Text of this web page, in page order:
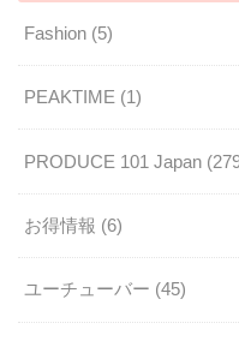
Fashion (5)
PEAKTIME (1)
PRODUCE 101 Japan
お得情報 (6)
ユーチューバー (45)